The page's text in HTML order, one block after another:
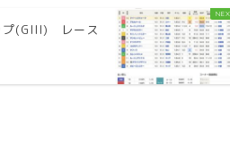
プ(GIII) レース